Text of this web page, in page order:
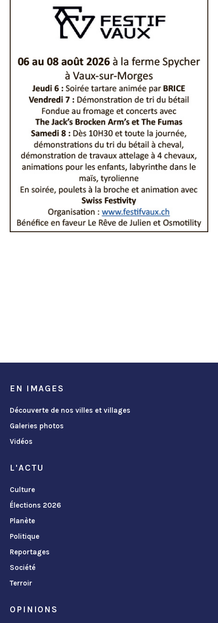
EN IMAGES
Découverte de nos villes et villages
Galeries photos
Vidéos
L'ACTU
Culture
Élections 2026
Planète
Politique
Reportages
Société
Terroir
OPINIONS